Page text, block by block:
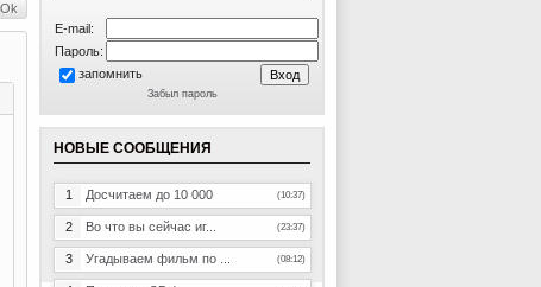
E-mail:
Пароль:
запомнить
Забыл пароль
НОВЫЕ СООБЩЕНИЯ
1 Досчитаем до 10 000 (10:37)
2 Во что вы сейчас иг... (23:37)
3 Угадываем фильм по ... (08:12)